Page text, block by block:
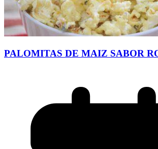
PALOMITAS DE MAIZ SABOR